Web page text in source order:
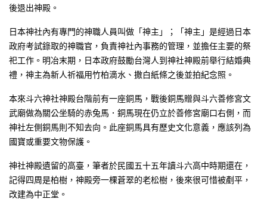
後退出神殿。
日本神社內有專門的神職人員叫做「神主」；「神主」是經過日本
政府考試錄取的神職官，負責神社內事務的管理，並擔任主要的祭
祀工作。明冶末期，日本政府鼓勵台灣人到神社神殿前舉行結婚典
禮，神主為新人祈福用竹柏滴水、撒白紙條之後並拍紀念照。
本來斗六神社神殿台階前有一座銅馬，戰後銅馬贈與斗六善修宮文
武廟做為關公坐騎的赤兔馬．銅馬現在仍立於善修宮廟口右側，而
神社左側銅馬則不知去向。此座銅馬具有歷史文化意義，應該列為
國寶或重要文物保護。
神社神殿遺留的高臺，筆者於民國五十五年讀斗六高中時期還在，
記得四周是柏樹，神殿旁一棵蒼翠的老松樹，後來很可惜被剷平，
改建為中正堂。